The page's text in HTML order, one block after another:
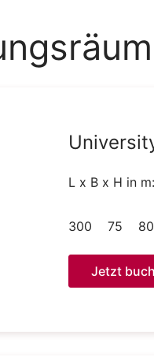
L x B x H in
300 75 80
Jetzt